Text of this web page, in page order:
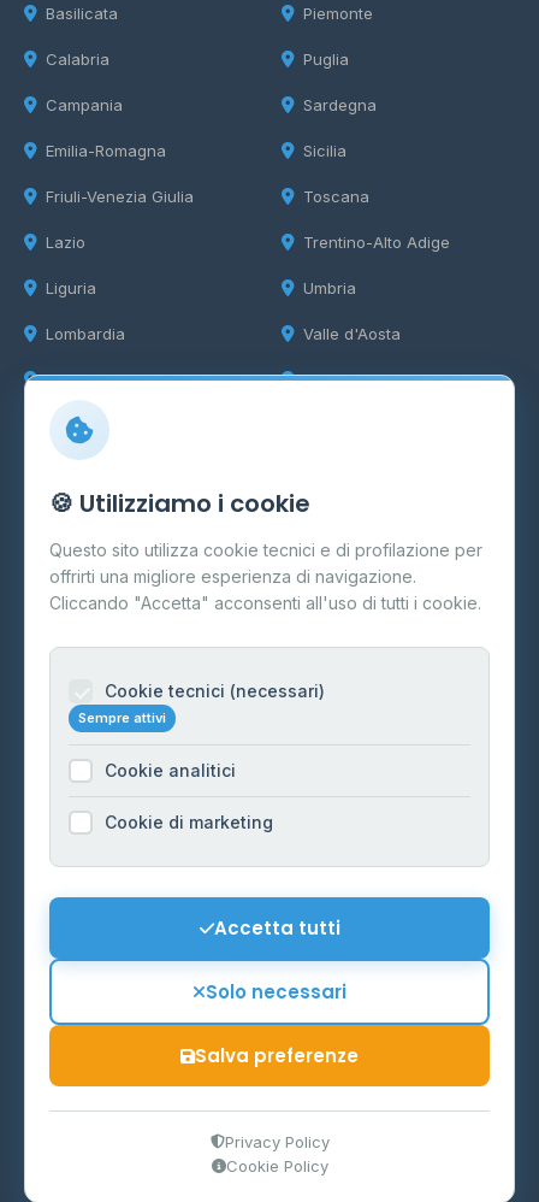
Basilicata
Calabria
Campania
Emilia-Romagna
Friuli-Venezia Giulia
Lazio
Liguria
Lombardia
Marche
Piemonte
Puglia
Sardegna
Sicilia
Toscana
Trentino-Alto Adige
Umbria
Valle d'Aosta
Veneto
Info
Cos'è il GPL
FAQ
Contatti
Informazioni legali
Cookie Policy
Preferenze Cookie
Mappa del sito
P.IVA 03859300364
Ministero delle Imprese e del Made in Italy
🍪 Utilizziamo i cookie
Questo sito utilizza cookie tecnici e di profilazione per
offrirti una migliore esperienza di navigazione.
Cliccando "Accetta" acconsenti all'uso di tutti i cookie.
Cookie tecnici (necessari)
Sempre attivi
Cookie analitici
Cookie di marketing
Accetta tutti
Solo necessari
Salva preferenze
Privacy Policy
Cookie Policy